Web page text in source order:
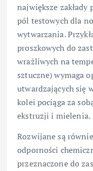
największe zakłady
pól testowych dla
wytwarzania.
proszkowych do
wrażliwych na
sztuczne) wymaga
utwardzających się
kolei pociąga za
ekstruzji i mielenia.
Rozwijane są
odporności
przeznaczone do